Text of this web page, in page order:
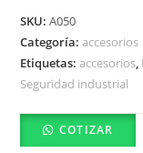
SKU:A050
Categoría:accesorios
Etiquetas:accesorios,
Seguridad industrial
COTIZAR